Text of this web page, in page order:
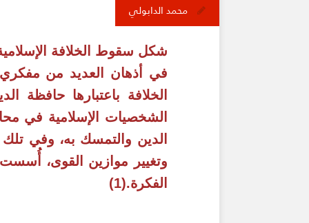
محمد الدابولي
في أذهان العديد من
الخلافة باعتبارها حافظة
الشخصيات الإسلامية في
الدين والتمسك به، وفي تلك
الفكرة.(1)